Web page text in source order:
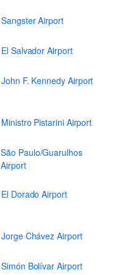
Sangster Airport
El Salvador Airport
John F. Kennedy Airport
Ministro Pistarini Airport
São Paulo/Guarulhos
Airport
El Dorado Airport
Jorge Chávez Airport
Simón Bolívar Airport